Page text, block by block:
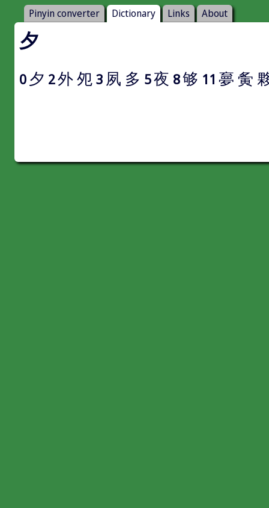
Pinyin converter Dictionary Links About
夕
0夕 2外夗3 夙 多 5夜 8够 11 夣 夤